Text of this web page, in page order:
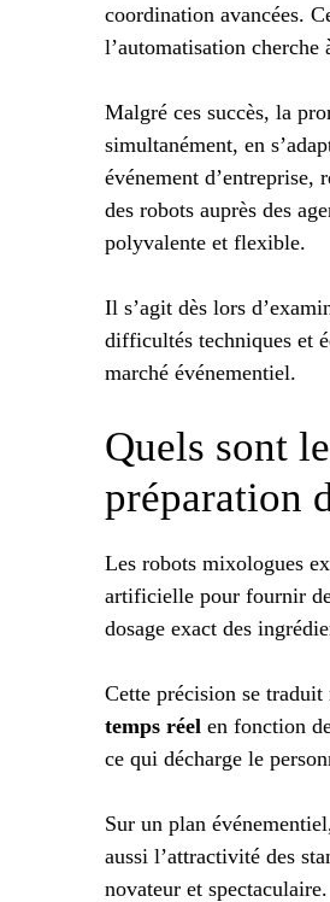
coordination avancées.
l’automatisation
Malgré ces succès, la
simultanément, en
événement d’entreprise,
des robots auprès des
polyvalente et flexible.
Il s’agit dès lors
difficultés techniques et
marché événementiel.
Quels sont
préparation
Les robots mixologues
artificielle pour fournir
dosage exact des
Cette précision se traduit
temps réel en fonction
ce qui décharge le
Sur un plan
aussi l’attractivité des
novateur et spectaculaire.